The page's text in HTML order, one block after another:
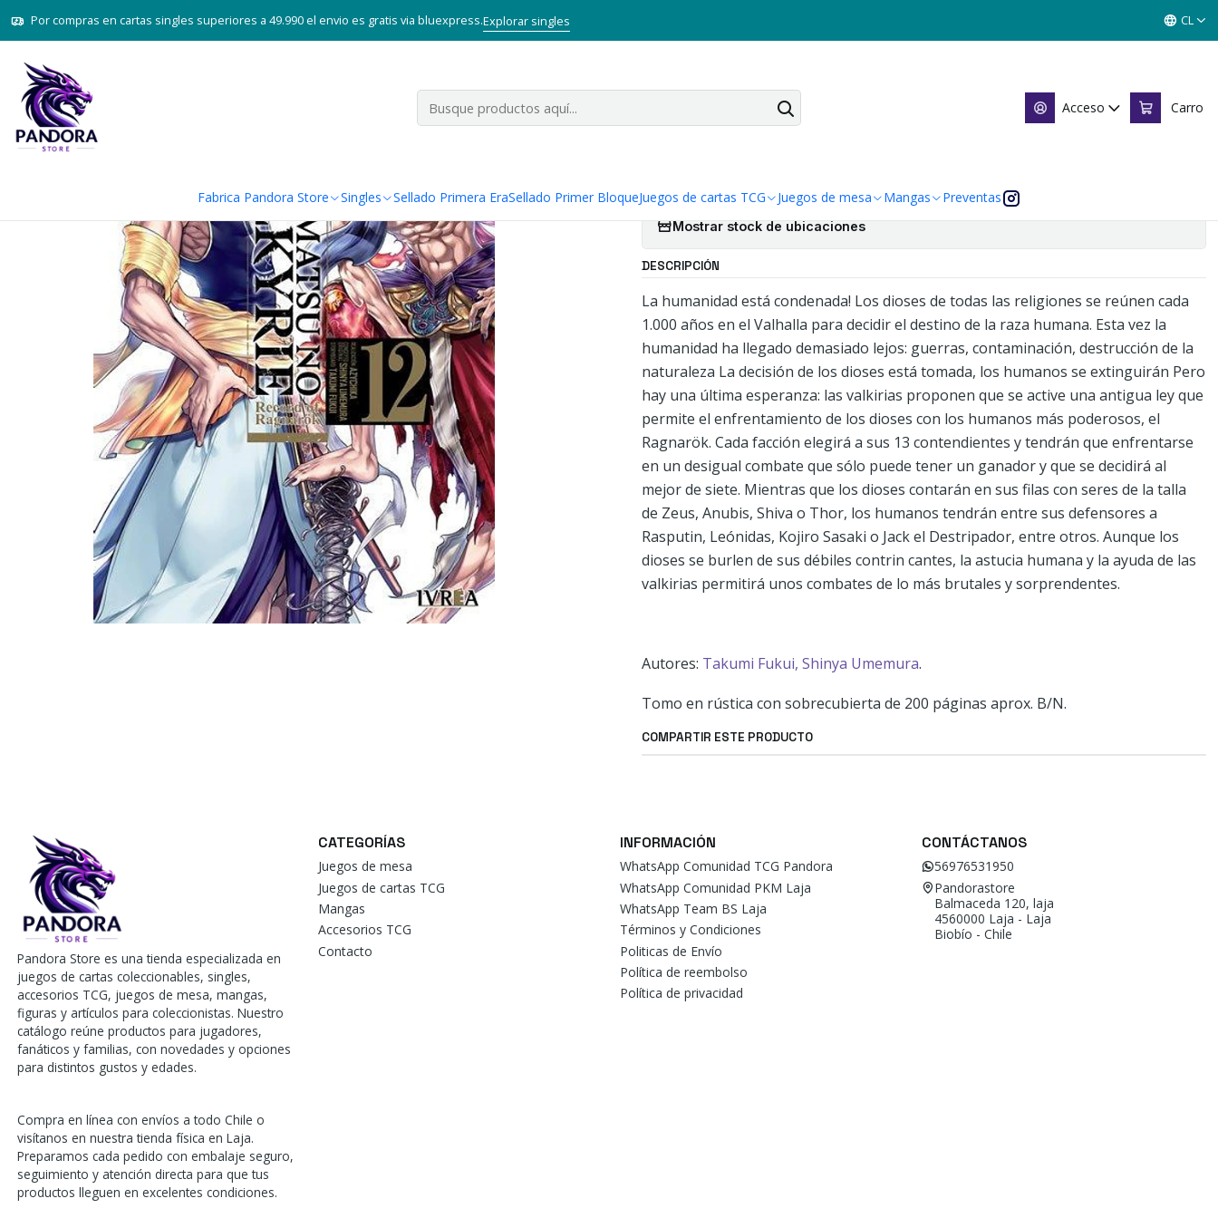
Acceso Carro
Fabrica Pandora Store Singles Sellado Primera EraSellado Primer BloqueJuegos de cartas TCG Juegos de mesa Mangas Preventas
Por compras en cartas singles superiores a 49.990 el envio es gratis via bluexpress.Explorar singles CL
Inicio Mangas Bunkoban SHUUMATSU NO VALKYRIE: RECORD OF RAGNAROK 12
SHUUMATSU NO VALKYRIE: RECORD OF
RAGNAROK 12
Mostrar stock de ubicaciones
DESCRIPCIÓN
La humanidad está condenada! Los dioses de todas las religiones se reúnen cada
1.000 años en el Valhalla para decidir el destino de la raza humana. Esta vez la
humanidad ha llegado demasiado lejos: guerras, contaminación, destrucción de la
naturaleza La decisión de los dioses está tomada, los humanos se extinguirán Pero
hay una última esperanza: las valkirias proponen que se active una antigua ley que
permite el enfrentamiento de los dioses con los humanos más poderosos, el
Ragnarök. Cada facción elegirá a sus 13 contendientes y tendrán que enfrentarse
en un desigual combate que sólo puede tener un ganador y que se decidirá al
mejor de siete. Mientras que los dioses contarán en sus filas con seres de la talla
de Zeus, Anubis, Shiva o Thor, los humanos tendrán entre sus defensores a
Rasputin, Leónidas, Kojiro Sasaki o Jack el Destripador, entre otros. Aunque los
dioses se burlen de sus débiles contrin cantes, la astucia humana y la ayuda de las
valkirias permitirá unos combates de lo más brutales y sorprendentes.
Autores: Takumi Fukui, Shinya Umemura.
Tomo en rústica con sobrecubierta de 200 páginas aprox. B/N.
COMPARTIR ESTE PRODUCTO
Pandora Store es una tienda especializada en
juegos de cartas coleccionables, singles,
accesorios TCG, juegos de mesa, mangas,
figuras y artículos para coleccionistas. Nuestro
catálogo reúne productos para jugadores,
fanáticos y familias, con novedades y opciones
para distintos gustos y edades.
Compra en línea con envíos a todo Chile o
visítanos en nuestra tienda física en Laja.
Preparamos cada pedido con embalaje seguro,
seguimiento y atención directa para que tus
productos lleguen en excelentes condiciones.
CATEGORÍAS
Juegos de mesa
Juegos de cartas TCG
Mangas
Accesorios TCG
Contacto
INFORMACIÓN
WhatsApp Comunidad TCG Pandora
WhatsApp Comunidad PKM Laja
WhatsApp Team BS Laja
Términos y Condiciones
Politicas de Envío
Política de reembolso
Política de privacidad
CONTÁCTANOS
56976531950
Pandorastore
Balmaceda 120, laja
4560000 Laja - Laja
Biobío - Chile